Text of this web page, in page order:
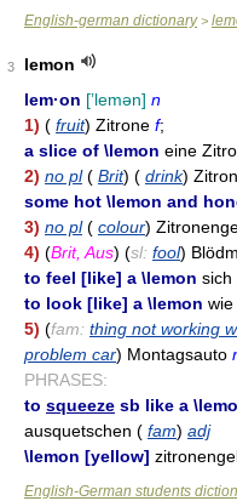
English-german dictionary>
3
lemon
lem·on [ʼlemən] n
1) ( fruit) Zitrone f;
a slice of \lemon eine
2) no pl( Brit) ( drink)
some hot \lemon and
3) no pl( colour)
4) (Brit, Aus) (sl: fool)
to feel [like] a \lemon sich
to look [like] a \lemon
5) (fam: thing not working
problem car) Montagsauto
PHRASES:
to squeeze sb like a
ausquetschen ( fam) adj
\lemon [yellow]
English-German students